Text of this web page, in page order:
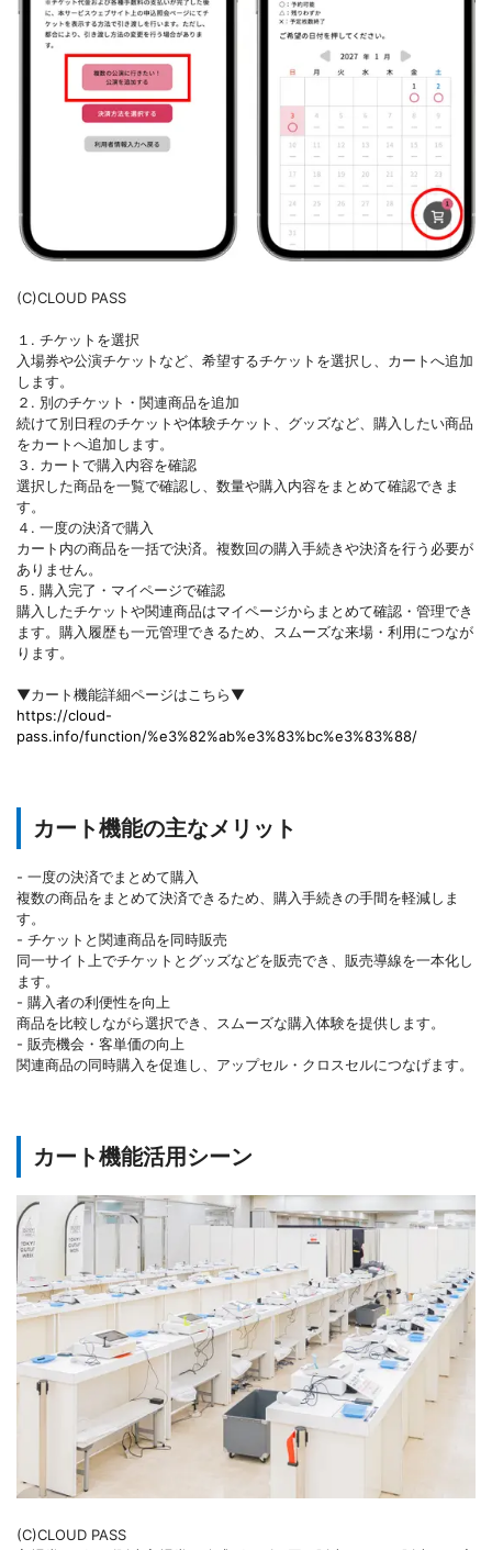
(C)CLOUD PASS
１. チケットを選択
入場券や公演チケットなど、希望するチケットを選択し、カートへ追加
します。
２. 別のチケット・関連商品を追加
続けて別日程のチケットや体験チケット、グッズなど、購入したい商品
をカートへ追加します。
３. カートで購入内容を確認
選択した商品を一覧で確認し、数量や購入内容をまとめて確認できま
す。
４. 一度の決済で購入
カート内の商品を一括で決済。複数回の購入手続きや決済を行う必要が
ありません。
５. 購入完了・マイページで確認
購入したチケットや関連商品はマイページからまとめて確認・管理でき
ます。購入履歴も一元管理できるため、スムーズな来場・利用につなが
ります。
▼カート機能詳細ページはこちら▼
https://cloud-
pass.info/function/%e3%82%ab%e3%83%bc%e3%83%88/
カート機能の主なメリット
- 一度の決済でまとめて購入
複数の商品をまとめて決済できるため、購入手続きの手間を軽減しま
す。
- チケットと関連商品を同時販売
同一サイト上でチケットとグッズなどを販売でき、販売導線を一本化し
ます。
- 購入者の利便性を向上
商品を比較しながら選択でき、スムーズな購入体験を提供します。
- 販売機会・客単価の向上
関連商品の同時購入を促進し、アップセル・クロスセルにつなげます。
カート機能活用シーン
(C)CLOUD PASS